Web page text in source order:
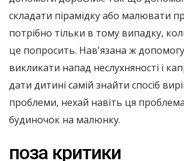
складати пірамідку або малювати
потрібно тільки в тому випадку,
це попросить. Нав'язана ж
викликати напад неслухняності і
дати дитині самій знайти спосіб
проблеми, нехай навіть ця
будиночок на малюнку.
поза критики